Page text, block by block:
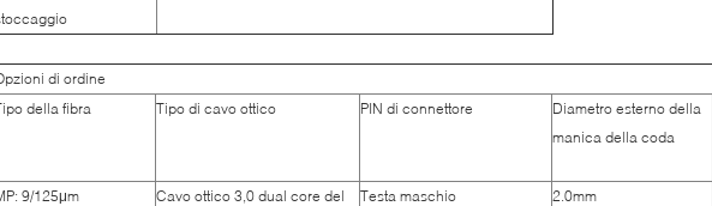
di ordine
della fibra
Tipo di cavo ottico PIN di connettore
Diametro esterno della
manica della coda
9/125μm
Cavo ottico 3,0 dual core del
Testa maschio 2.0mm